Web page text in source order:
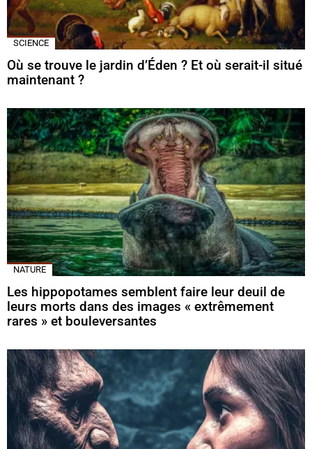
SCIENCE
Où se trouve le jardin d’Éden ? Et où serait-il situé
maintenant ?
NATURE
Les hippopotames semblent faire leur deuil de
leurs morts dans des images « extrêmement
rares » et bouleversantes